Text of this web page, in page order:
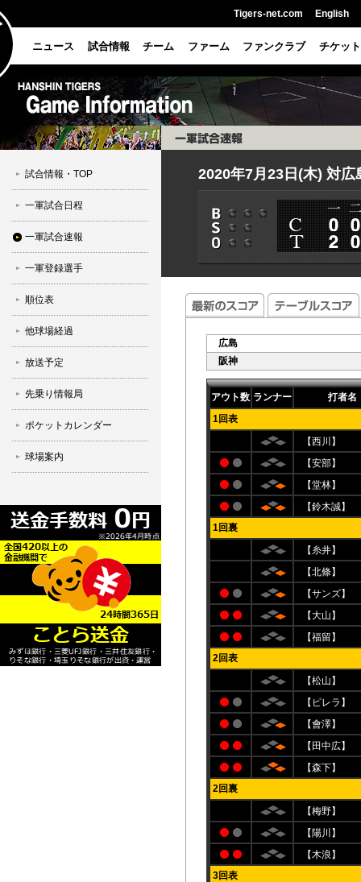
Tigers-net.com English
ニュース 試合情報 チーム ファーム ファンクラブ チケット
試合情報・TOP
一軍試合日程
一軍試合速報
一軍登録選手
順位表
他球場経過
放送予定
先乗り情報局
ポケットカレンダー
球場案内
2020年7月23日(木) 対広
広島
阪神
アウト数 ランナー
打者名
1回表
【西川】
【安部】
【堂林】
【鈴木誠】
1回裏
【糸井】
【北條】
【サンズ】
【大山】
【福留】
2回表
【松山】
【ピレラ】
【會澤】
【田中広】
【森下】
2回裏
【梅野】
【陽川】
【木浪】
3回表